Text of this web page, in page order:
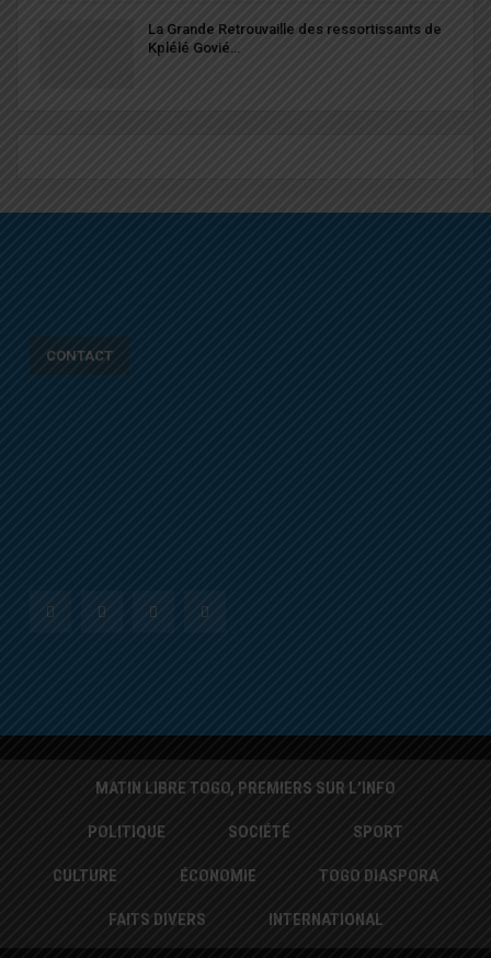
La Grande Retrouvaille des ressortissants de
Kplélé Govié…
CONTACT
MATIN LIBRE TOGO, PREMIERS SUR L’INFO
POLITIQUE SOCIÉTÉ SPORT
CULTURE ÉCONOMIE TOGO DIASPORA
FAITS DIVERS INTERNATIONAL